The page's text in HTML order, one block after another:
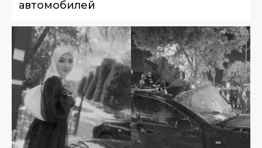
автомобилей